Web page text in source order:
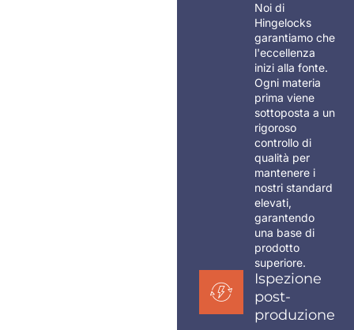
Noi di
Hingelocks
garantiamo che
l'eccellenza
inizi alla fonte.
Ogni materia
prima viene
sottoposta a un
rigoroso
controllo di
qualità per
mantenere i
nostri standard
elevati,
garantendo
una base di
prodotto
superiore.
Ispezione
post-
produzione